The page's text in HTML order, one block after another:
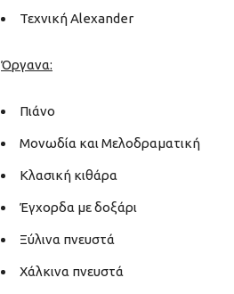
Τεχνική Alexander
Όργανα:
Πιάνο
Μονωδία και Μελοδραματική
Κλασική κιθάρα
Έγχορδα με δοξάρι
Ξύλινα πνευστά
Χάλκινα πνευστά